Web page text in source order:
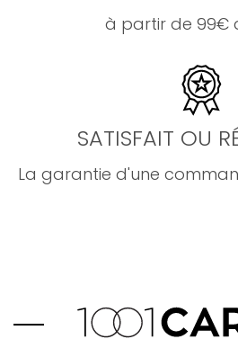
à partir de 99€
SATISFAIT OU
La garantie d'une